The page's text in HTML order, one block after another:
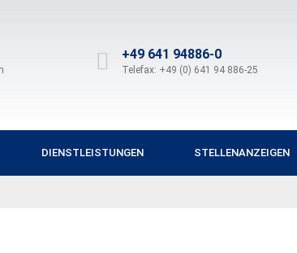
+49 641 94886-0
Telefax: +49 (0) 641 94 886-25
DIENSTLEISTUNGEN STELLENANZEIGEN